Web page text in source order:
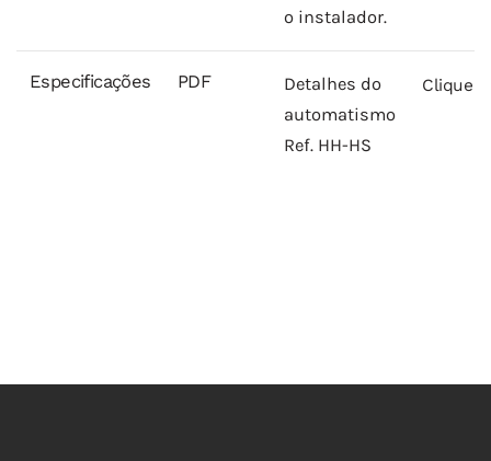
o instalador.
Especificações PDF
Detalhes do
automatismo
Ref. HH-HS
Clique